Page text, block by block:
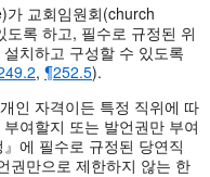
가 교회임원회(church
록 하고, 필수로 규정된 위
치하고 구성할 수 있도록
, ¶252.5).
인 자격이든 특정 직위에 따
여할지 또는 발언권만 부여
에 필수로 규정된 당연직
권만으로 제한하지 않는 한